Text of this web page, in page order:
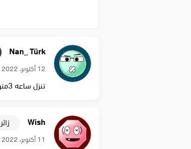
Nan_ Türk
12 أكتوبر، 2022
تنزل ساعه 3مترجمه ولاه؟
Wish زائر
11 أكتوبر، 2022